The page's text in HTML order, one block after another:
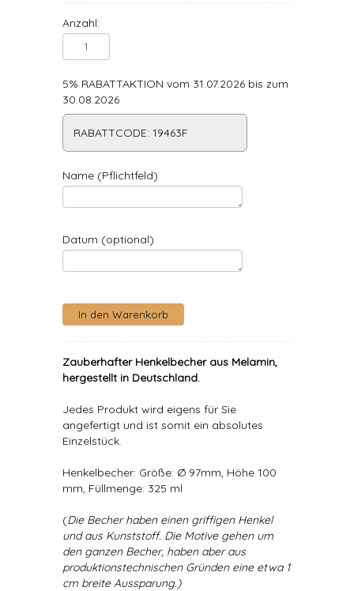
Anzahl:
5% RABATTAKTION vom 31.07.2026 bis zum
30.08.2026
RABATTCODE: 19463F
Name (Pflichtfeld)
Datum (optional)
Zauberhafter Henkelbecher aus Melamin,
hergestellt in Deutschland.
Jedes Produkt wird eigens für Sie
angefertigt und ist somit ein absolutes
Einzelstück.
Henkelbecher: Größe: Ø 97mm, Höhe 100
mm, Füllmenge: 325 ml
(Die Becher haben einen griffigen Henkel
und aus Kunststoff. Die Motive gehen um
den ganzen Becher, haben aber aus
produktionstechnischen Gründen eine etwa 1
cm breite Aussparung.)